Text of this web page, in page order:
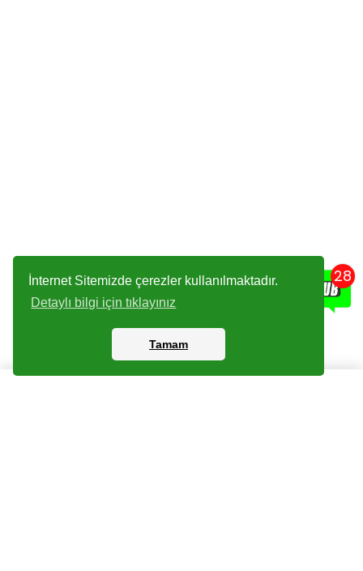
İnternet Sitemizde çerezler kullanılmaktadır.
Detaylı bilgi için tıklayınız
Tamam
28